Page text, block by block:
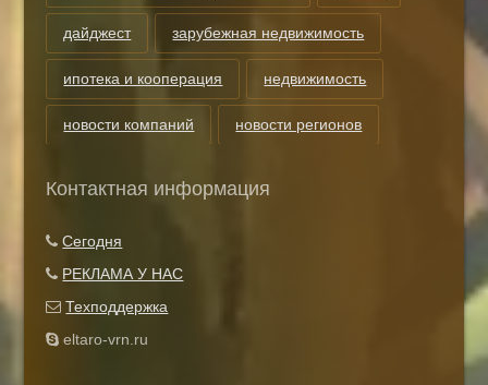
дайджест зарубежная недвижимость
ипотека и кооперация недвижимость
новости компаний новости регионов
Контактная информация
Сегодня
РЕКЛАМА У НАС
Техподдержка
eltaro-vrn.ru